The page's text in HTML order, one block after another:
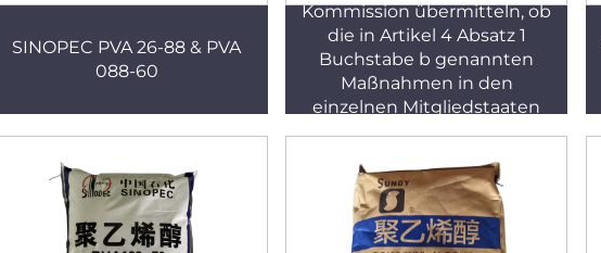
SINOPEC PVA 26-88 & PVA
088-60
Kommission übermitteln, ob
die in Artikel 4 Absatz 1
Buchstabe b genannten
Maßnahmen in den
einzelnen Mitgliedstaaten
angewandt werden.